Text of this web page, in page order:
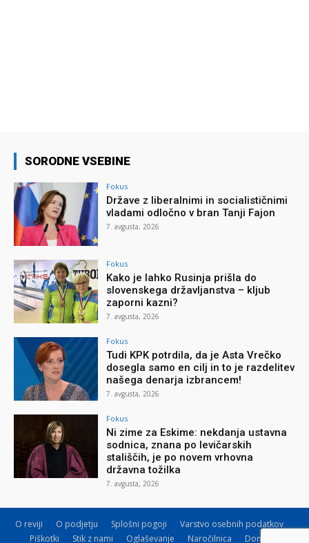
SORODNE VSEBINE
Fokus
Države z liberalnimi in socialističnimi
vladami odločno v bran Tanji Fajon
7. avgusta, 2026
Fokus
Kako je lahko Rusinja prišla do
slovenskega državljanstva – kljub
zaporni kazni?
7. avgusta, 2026
Fokus
Tudi KPK potrdila, da je Asta Vrečko
dosegla samo en cilj in to je razdelitev
našega denarja izbrancem!
7. avgusta, 2026
Fokus
Ni zime za Eskime: nekdanja ustavna
sodnica, znana po levičarskih
stališčih, je po novem vrhovna
državna tožilka
7. avgusta, 2026
O reviji O podjetju Splošni pogoji
Varstvo osebnih podatkov
Piškotki
Stik z nami Oglaševanje Naročilnica Donacije